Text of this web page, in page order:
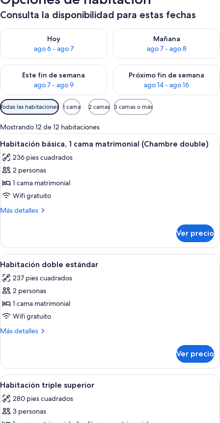
Consulta la disponibilidad para estas fechas
Hoy
ago 6 - ago 7
Consulta la disponibilidad para hoy ago 6 - ago 7
Mañana
ago 7 - ago 8
Consulta la disponibilidad
Este fin de semana
ago 7 - ago 9
Consulta la disponibilidad para este fin de semana ago 7 -
Próximo fin de semana
ago 14 - ago 16
Consulta la disponibilidad
Filtros
disponibles
para
las
habitaciones
Todas las habitaciones 1 cama 2 camas 3 camas o más
Mostrando 12 de 12 habitaciones
Abrir
todas
las
fotos
de
Habitación
básica,
matrimonial
(Chambre
double)
Habitación de hotel con cama,
10
Habitación básica, 1 cama matrimonial (Chambre double)
236 pies cuadrados
2 personas
1 cama matrimonial
Wifi gratuito
Más detalles
Más
básica,
cama
(Chambre
double)
Ver precio
Abrir
todas
las
fotos
de
Habitación
doble
Una habitación de hotel moderna
9
Habitación doble estándar
237 pies cuadrados
2 personas
1 cama matrimonial
Wifi gratuito
Más detalles
Más
doble
estándar
Ver precio
Abrir
todas
las
fotos
Habitación de hotel con una cama
5
Habitación triple superior
280 pies cuadrados
3 personas